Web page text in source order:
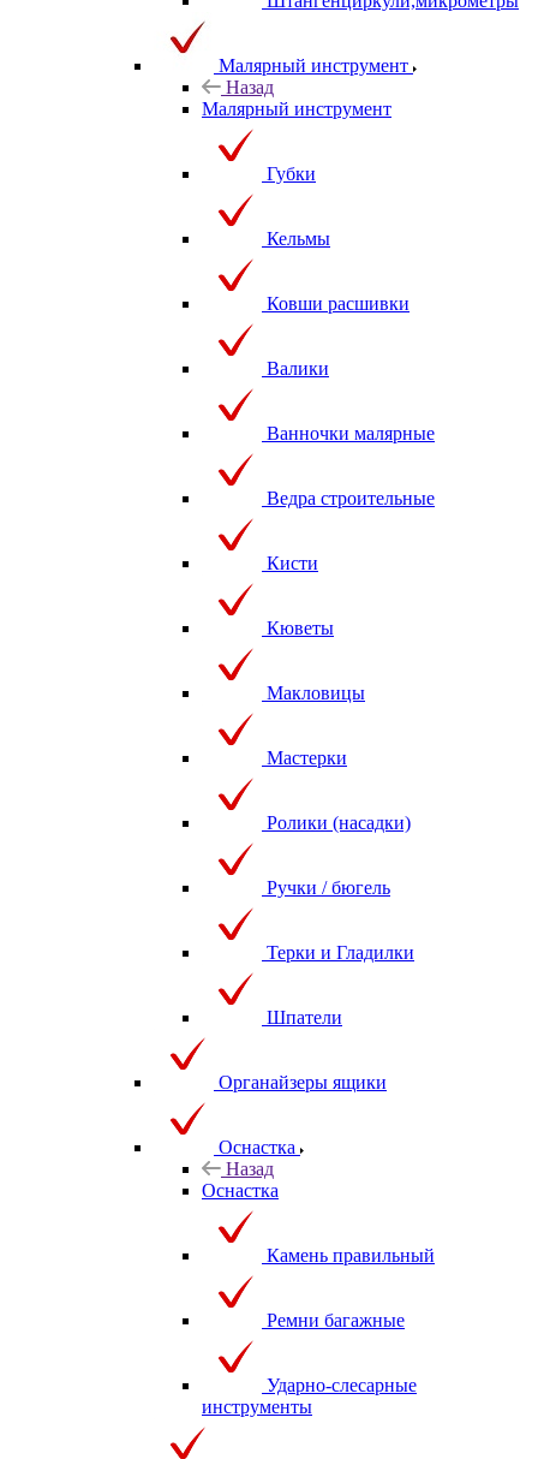
Малярный инструмент
Назад
Малярный инструмент
Губки
Кельмы
Ковши расшивки
Валики
Ванночки малярные
Ведра строительные
Кисти
Кюветы
Макловицы
Мастерки
Ролики (насадки)
Ручки / бюгель
Терки и Гладилки
Шпатели
Органайзеры ящики
Оснастка
Назад
Оснастка
Камень правильный
Ремни багажные
Ударно-слесарные
инструменты